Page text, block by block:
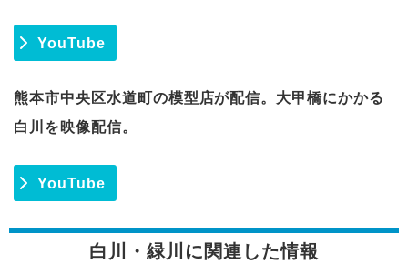
YouTube
熊本市中央区水道町の模型店が配信。大甲橋にかかる
白川を映像配信。
YouTube
白川・緑川に関連した情報